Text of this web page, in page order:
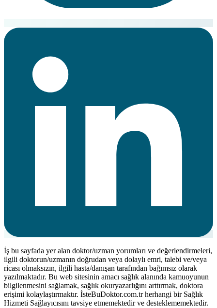
İş bu sayfada yer alan doktor/uzman yorumları ve değerlendirmeleri,
ilgili doktorun/uzmanın doğrudan veya dolaylı emri, talebi ve/veya
ricası olmaksızın, ilgili hasta/danışan tarafından bağımsız olarak
yazılmaktadır. Bu web sitesinin amacı sağlık alanında kamuoyunun
bilgilenmesini sağlamak, sağlık okuryazarlığını arttırmak, doktora
erişimi kolaylaştırmaktır. İsteBuDoktor.com.tr herhangi bir Sağlık
Hizmeti Sağlayıcısını tavsiye etmemektedir ve desteklememektedir.